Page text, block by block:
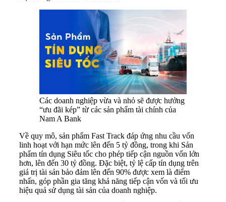
Các doanh nghiệp vừa và nhỏ sẽ được hưởng
“ưu đãi kép” từ các sản phẩm tài chính của
Nam A Bank
Về quy mô, sản phẩm Fast Track đáp ứng nhu cầu vốn
linh hoạt với hạn mức lên đến 5 tỷ đồng, trong khi Sản
phẩm tín dụng Siêu tốc cho phép tiếp cận nguồn vốn lớn
hơn, lên đến 30 tỷ đồng. Đặc biệt, tỷ lệ cấp tín dụng trên
giá trị tài sản bảo đảm lên đến 90% được xem là điểm
nhấn, góp phần gia tăng khả năng tiếp cận vốn và tối ưu
hiệu quả sử dụng tài sản của doanh nghiệp.